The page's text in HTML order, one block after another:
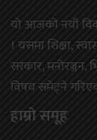
यो आजको नयाँ
। यसमा शिक्षा,
सरकार, मनोरञ्जन,
विषय समेट्ने
हाम्राे समूह